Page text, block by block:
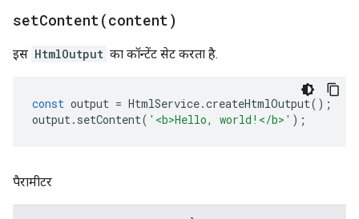
setContent(content)
इस HtmlOutput का कॉन्टेंट सेट करता है.
const output = HtmlService.createHtmlOutput();
output. setContent( '<b>Hello, world!</b>' );
पैरामीटर